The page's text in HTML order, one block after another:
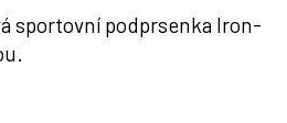
sportovní podprsenka Iron-